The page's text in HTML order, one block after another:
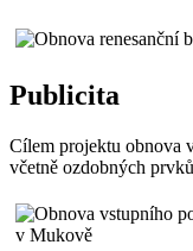
Publicita
Cílem projektu obnova
včetně ozdobných